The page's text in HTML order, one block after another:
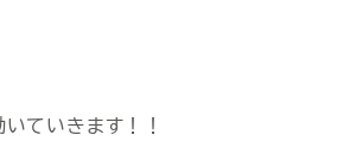
ていきます！！